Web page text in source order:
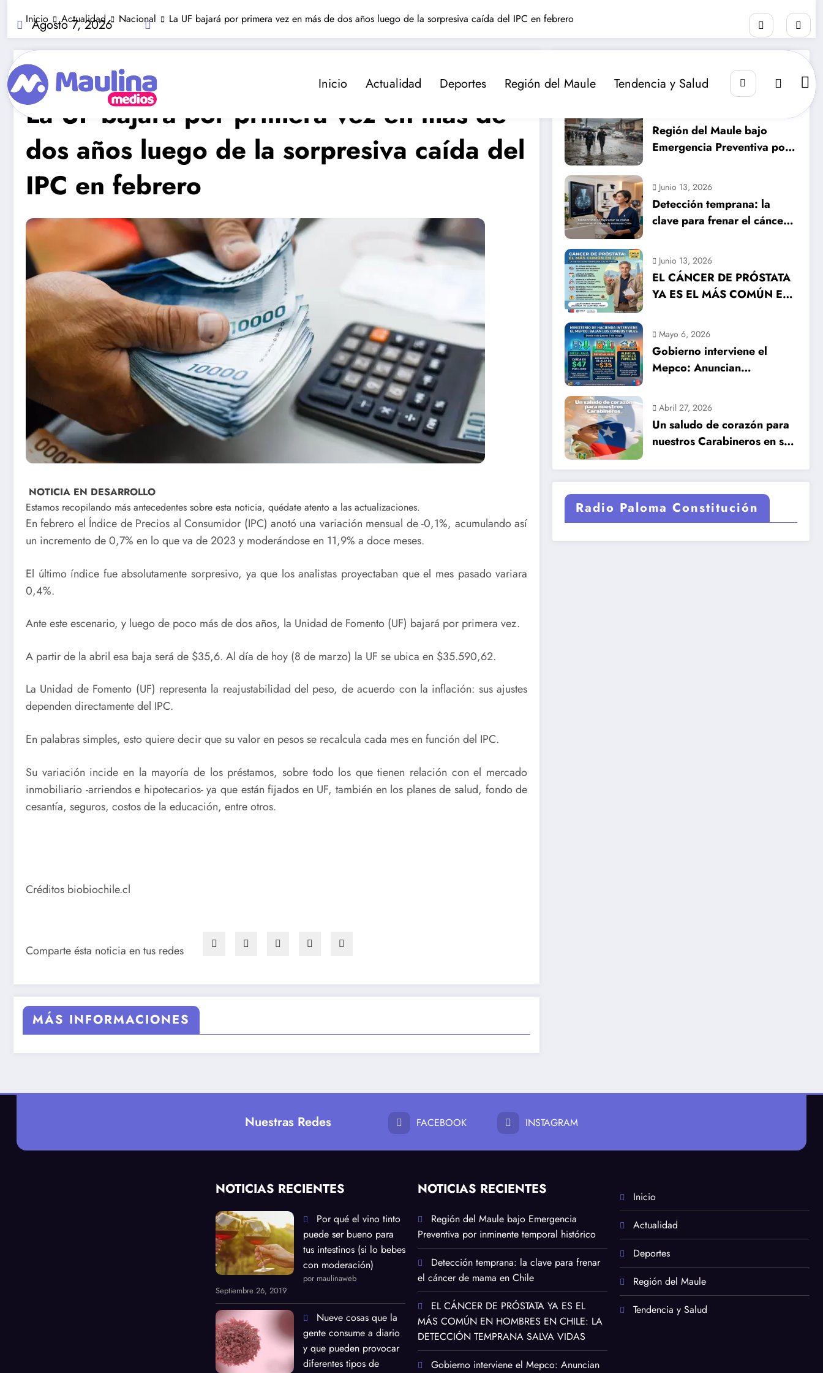
contenido
Agosto 7, 2026
Inicio Actualidad Deportes Región del Maule Tendencia y Salud
Inicio Actualidad Nacional La UF bajará por primera vez en más de dos años luego de la sorpresiva caída del IPC en febrero
Nacional Marzo 8, 2023
La UF bajará por primera vez en más de
dos años luego de la sorpresiva caída del
IPC en febrero
NOTICIA EN DESARROLLO
Estamos recopilando más antecedentes sobre esta noticia, quédate atento a las actualizaciones.
En febrero el Índice de Precios al Consumidor (IPC) anotó una variación mensual de -0,1%, acumulando así
un incremento de 0,7% en lo que va de 2023 y moderándose en 11,9% a doce meses.
El último índice fue absolutamente sorpresivo, ya que los analistas proyectaban que el mes pasado variara
0,4%.
Ante este escenario, y luego de poco más de dos años, la Unidad de Fomento (UF) bajará por primera vez.
A partir de la abril esa baja será de $35,6. Al día de hoy (8 de marzo) la UF se ubica en $35.590,62.
La Unidad de Fomento (UF) representa la reajustabilidad del peso, de acuerdo con la inflación: sus ajustes
dependen directamente del IPC.
En palabras simples, esto quiere decir que su valor en pesos se recalcula cada mes en función del IPC.
Su variación incide en la mayoría de los préstamos, sobre todo los que tienen relación con el mercado
inmobiliario -arriendos e hipotecarios- ya que están fijados en UF, también en los planes de salud, fondo de
cesantía, seguros, costos de la educación, entre otros.
Créditos biobiochile.cl
Comparte ésta noticia en tus redes
MÁS INFORMACIONES
RECIENTE POPULAR COMENTARIO
Región del Maule bajo
Emergencia Preventiva por
histórico
Junio 13, 2026
Detección temprana: la
clave para frenar el cáncer
Junio 13, 2026
EL CÁNCER DE PRÓSTATA
YA ES EL MÁS COMÚN EN
DETECCIÓN TEMPRANA
SALVA VIDAS
Mayo 6, 2026
Gobierno interviene el
Mepco: Anuncian
precio de los combustibles
Abril 27, 2026
Un saludo de corazón para
nuestros Carabineros en su
Radio Paloma Constitución
Nuestras Redes FACEBOOK INSTAGRAM
NOTICIAS RECIENTES
Por qué el vino tinto
puede ser bueno para
tus intestinos (si lo bebes
con moderación)
por maulinaweb
Septiembre 26, 2019
Nueve cosas que la
gente consume a diario
y que pueden provocar
diferentes tipos de
NOTICIAS RECIENTES
Región del Maule bajo Emergencia
Preventiva por inminente temporal histórico
Detección temprana: la clave para frenar
el cáncer de mama en Chile
EL CÁNCER DE PRÓSTATA YA ES EL
MÁS COMÚN EN HOMBRES EN CHILE: LA
DETECCIÓN TEMPRANA SALVA VIDAS
Gobierno interviene el Mepco: Anuncian
Inicio
Actualidad
Deportes
Región del Maule
Tendencia y Salud